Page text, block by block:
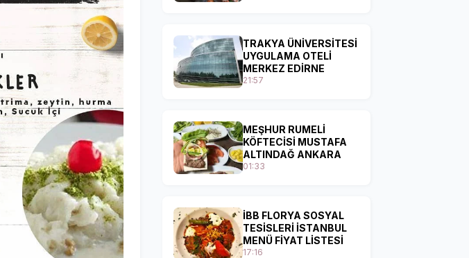
TRAKYA ÜNİVERSİTESİ
UYGULAMA OTELİ
MERKEZ EDİRNE
21:57
MEŞHUR RUMELİ
KÖFTECİSİ MUSTAFA
ALTINDAĞ ANKARA
01:33
İBB FLORYA SOSYAL
TESİSLERİ İSTANBUL
MENÜ FİYAT LİSTESİ
17:16